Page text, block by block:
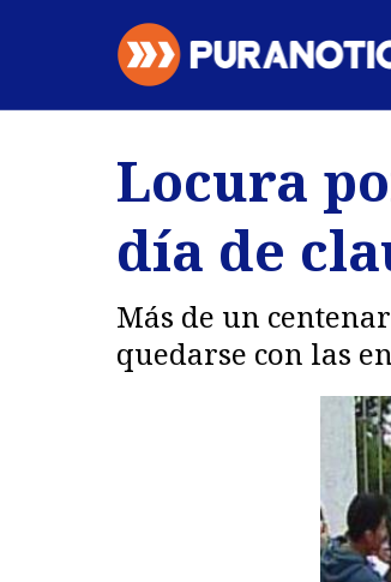
Regiones
Deportes
Locura
día de
Más de un
quedarse con las